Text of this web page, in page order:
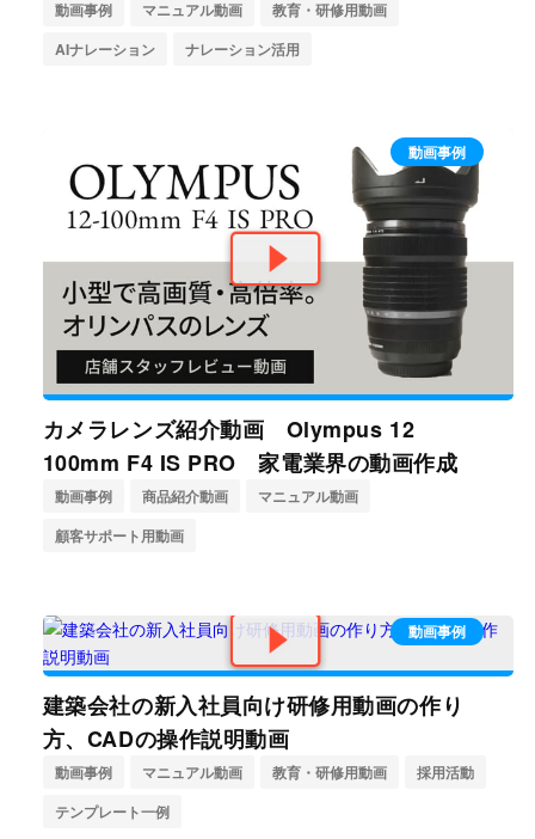
動画事例 マニュアル動画
教育・研修用動画
AIナレーション
ナレーション活用
動画事例
カメラレンズ紹介動画 Olympus 12
100mm F4 IS PRO 家電業界の動画作成
動画事例 商品紹介動画
マニュアル動画
顧客サポート用動画
動画事例
建築会社の新入社員向け研修用動画の作り
方、CADの操作説明動画
動画事例 マニュアル動画 教育・研修用動画
採用活動
テンプレート一例